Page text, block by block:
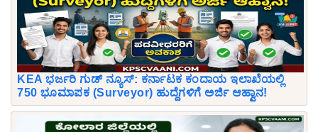
KEA ಭರ್ಜರಿ ಗುಡ್ ನ್ಯೂಸ್: ಕರ್ನಾಟಕ ಕಂದಾಯ ಇಲಾಖೆಯಲ್ಲಿ
750 ಭೂಮಾಪಕ (Surveyor) ಹುದ್ದೆಗಳಿಗೆ ಅರ್ಜಿ ಆಹ್ವಾನ!